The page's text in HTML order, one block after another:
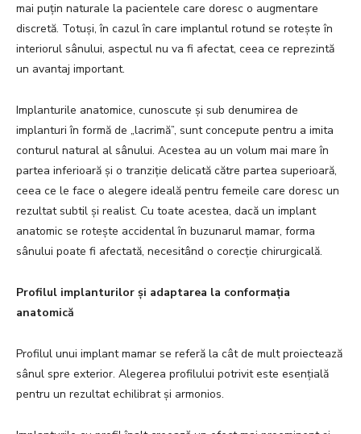
mai puțin naturale la pacientele care doresc o augmentare
discretă. Totuși, în cazul în care implantul rotund se rotește în
interiorul sânului, aspectul nu va fi afectat, ceea ce reprezintă
un avantaj important.
Implanturile anatomice, cunoscute și sub denumirea de
implanturi în formă de „lacrimă”, sunt concepute pentru a imita
conturul natural al sânului. Acestea au un volum mai mare în
partea inferioară și o tranziție delicată către partea superioară,
ceea ce le face o alegere ideală pentru femeile care doresc un
rezultat subtil și realist. Cu toate acestea, dacă un implant
anatomic se rotește accidental în buzunarul mamar, forma
sânului poate fi afectată, necesitând o corecție chirurgicală.
Profilul implanturilor și adaptarea la conformația
anatomică
Profilul unui implant mamar se referă la cât de mult proiectează
sânul spre exterior. Alegerea profilului potrivit este esențială
pentru un rezultat echilibrat și armonios.